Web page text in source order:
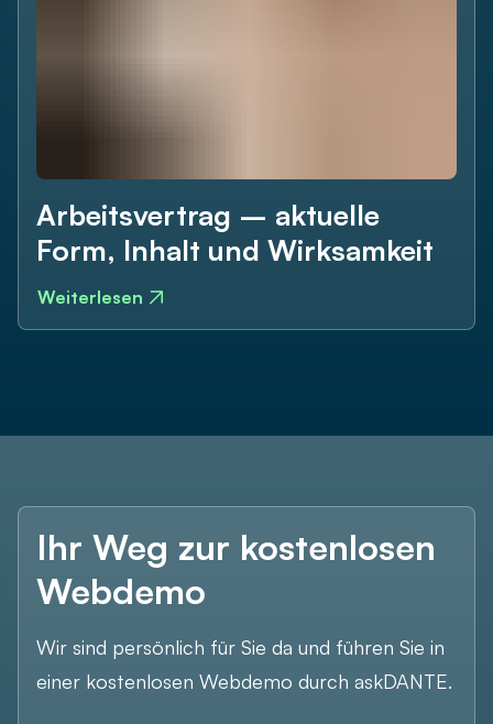
Arbeitsvertrag – aktuelle
Form, Inhalt und Wirksamkeit
Weiterlesen
Ihr Weg zur kostenlosen
Webdemo
Wir sind persönlich für Sie da und führen Sie in
einer kostenlosen Webdemo durch askDANTE.